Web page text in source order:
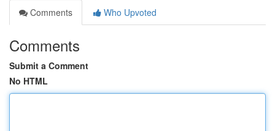
Comments
Who Upvoted
Comments
Submit a Comment
No HTML